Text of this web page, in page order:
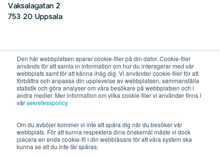
Den här webbplatsen sparar cookie-filer på din dator. Cookie-filer
används för att samla in information om hur du interagerar med vår
webbplats samt för att känna ihåg dig. Vi använder cookie-filer för att
förbättra och anpassa din upplevelse av webbplatsen, sammanställa
statistik och göra analyser om våra besökare på webbplatsen och i
andra medier. Mer information om vilka cookie-filer vi använder finns i
vårsekretesspolicy
Om du avböjer kommer vi inte att spåra dig när du besöker vår
webbplats. För att kunna respektera dina önskemål måste vi dock
placera en enda cookie-fil i din webbläsare för att våra system ska
kunna se att du inte får spåras.
Vaksalagatan 2
753 20 Uppsala
Malmö
Plan B
Nordenskiöldsgatan 24
211 19 Malmö